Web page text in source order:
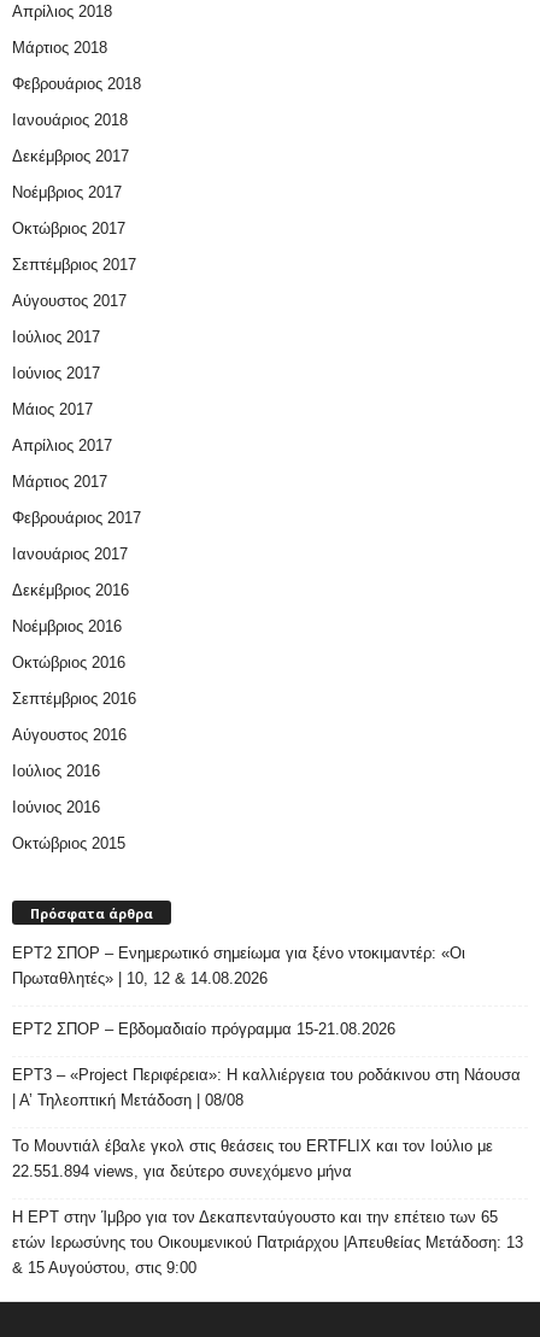
Απρίλιος 2018
Μάρτιος 2018
Φεβρουάριος 2018
Ιανουάριος 2018
Δεκέμβριος 2017
Νοέμβριος 2017
Οκτώβριος 2017
Σεπτέμβριος 2017
Αύγουστος 2017
Ιούλιος 2017
Ιούνιος 2017
Μάιος 2017
Απρίλιος 2017
Μάρτιος 2017
Φεβρουάριος 2017
Ιανουάριος 2017
Δεκέμβριος 2016
Νοέμβριος 2016
Οκτώβριος 2016
Σεπτέμβριος 2016
Αύγουστος 2016
Ιούλιος 2016
Ιούνιος 2016
Οκτώβριος 2015
Πρόσφατα άρθρα
ΕΡΤ2 ΣΠΟΡ – Ενημερωτικό σημείωμα για ξένο ντοκιμαντέρ: «Οι
Πρωταθλητές» | 10, 12 & 14.08.2026
ΕΡΤ2 ΣΠΟΡ – Εβδομαδιαίο πρόγραμμα 15-21.08.2026
ΕΡΤ3 – «Project Περιφέρεια»: Η καλλιέργεια του ροδάκινου στη Νάουσα
| Α’ Τηλεοπτική Μετάδοση | 08/08
Το Μουντιάλ έβαλε γκολ στις θεάσεις του ERTFLIX και τον Ιούλιο με
22.551.894 views, για δεύτερο συνεχόμενο μήνα
Η ΕΡΤ στην Ίμβρο για τον Δεκαπενταύγουστο και την επέτειο των 65
ετών Ιερωσύνης του Οικουμενικού Πατριάρχου |Απευθείας Μετάδοση: 13
& 15 Αυγούστου, στις 9:00